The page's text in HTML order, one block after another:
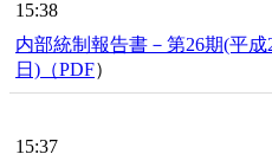
15:38
内部統制報告書－第26期(平
日)（PDF）
15:37